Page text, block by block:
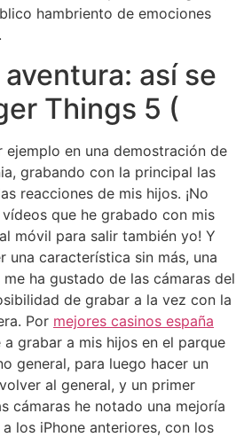
hambriento de emociones
así se
Things 5 (
en una demostración de
grabando con la principal las
reacciones de mis hijos. ¡No
que he grabado con mis
móvil para salir también yo! Y
una característica sin más, una
ha gustado de las cámaras del
de grabar a la vez con la
Por mejores casinos españa
grabar a mis hijos en el parque
general, para luego hacer un
al general, y un primer
cámaras he notado una mejoría
los iPhone anteriores, con los